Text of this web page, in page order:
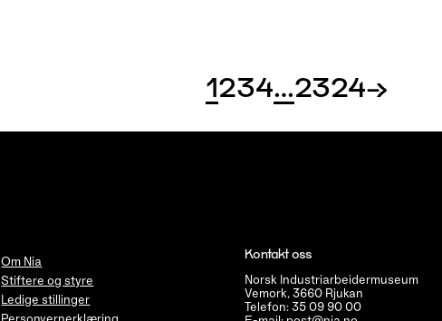
1234…2324→
Om Nia
Stiftere og styre
Ledige stillinger
Kontakt oss
Norsk Industriarbeidermuseum
Vemork, 3660 Rjukan
Telefon: 35 09 90 00